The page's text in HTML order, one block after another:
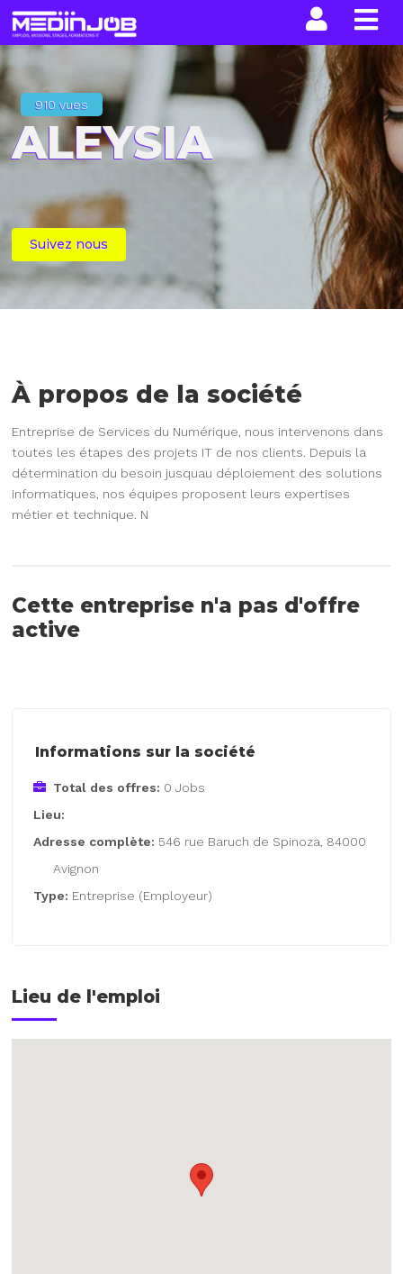
910 vues
ALEYSIA
Suivez nous
À propos de la société
Entreprise de Services du Numérique, nous intervenons dans
toutes les étapes des projets IT de nos clients. Depuis la
détermination du besoin jusquau déploiement des solutions
informatiques, nos équipes proposent leurs expertises
métier et technique. N
Cette entreprise n'a pas d'offre
active
Informations sur la société
Total des offres: 0 Jobs
Lieu:
Adresse complète: 546 rue Baruch de Spinoza, 84000
Avignon
Type: Entreprise (Employeur)
Lieu de l'emploi